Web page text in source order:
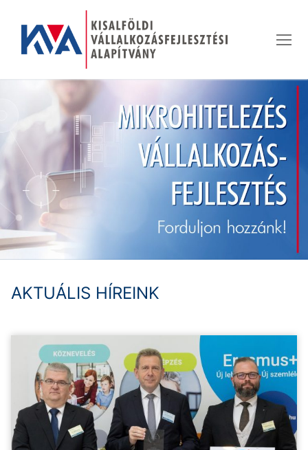
tartalomra
AKTUÁLIS HÍREINK